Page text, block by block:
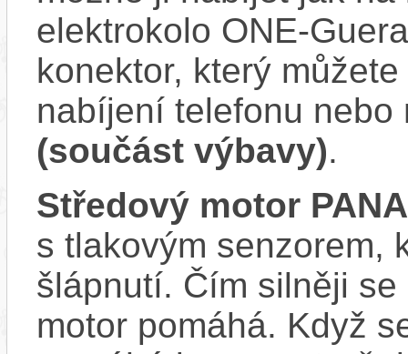
elektrokolo ONE-
konektor, který
nabíjení telefonu
(součást výbavy).
Středový motor
s tlakovým senzorem,
šlápnutí. Čím silněji
motor pomáhá. Když